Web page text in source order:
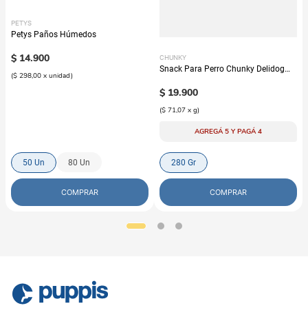
PETYS
Petys Paños Húmedos
$ 14.900
($ 298,00 x unidad)
50 Un 80 Un
COMPRAR
CHUNKY
Snack Para Perro Chunky Delidog
$ 19.900
($ 71,07 x g)
AGREGÁ 5 Y PAGÁ 4
280 Gr
COMPRAR